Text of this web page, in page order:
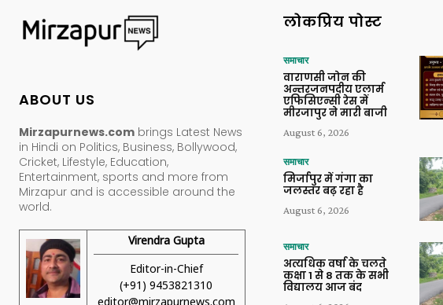
ABOUT US
Mirzapurnews.com brings Latest News
in Hindi on Politics, Business, Bollywood,
Cricket, Lifestyle, Education,
Entertainment, sports and more from
Mirzapur and is accessible around the
world.
Virendra Gupta
Editor-in-Chief
(+91) 9453821310
editor@mirzapurnews.com
लोकप्रिय पोस्ट
समाचार
वाराणसी जोन की
अन्तरजनपदीय एलार्म
एफिसिएन्सी रेस में
मीरजापुर ने मारी बाजी
August 6, 2026
समाचार
मिर्जापुर में गंगा का
जलस्तर बढ़ रहा है
August 6, 2026
समाचार
अत्यधिक वर्षा के चलते
कक्षा 1 से 8 तक के सभी
विद्यालय आज बंद